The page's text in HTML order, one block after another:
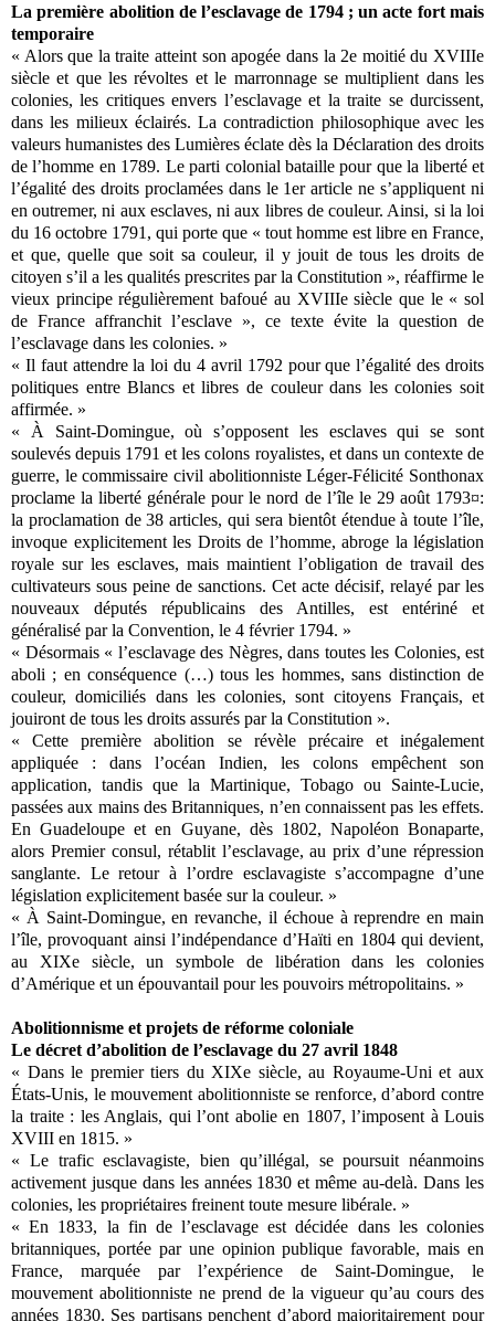
La première abolition de l’esclavage de 1794 ; un acte fort mais
temporaire
« Alors que la traite atteint son apogée dans la 2e moitié du XVIIIe
siècle et que les révoltes et le marronnage se multiplient dans les
colonies, les critiques envers l’esclavage et la traite se durcissent,
dans les milieux éclairés. La contradiction philosophique avec les
valeurs humanistes des Lumières éclate dès la Déclaration des droits
de l’homme en 1789. Le parti colonial bataille pour que la liberté et
l’égalité des droits proclamées dans le 1er article ne s’appliquent ni
en outremer, ni aux esclaves, ni aux libres de couleur. Ainsi, si la loi
du 16 octobre 1791, qui porte que « tout homme est libre en France,
et que, quelle que soit sa couleur, il y jouit de tous les droits de
citoyen s’il a les qualités prescrites par la Constitution », réaffirme le
vieux principe régulièrement bafoué au XVIIIe siècle que le « sol
de France affranchit l’esclave », ce texte évite la question de
l’esclavage dans les colonies. »
« Il faut attendre la loi du 4 avril 1792 pour que l’égalité des droits
politiques entre Blancs et libres de couleur dans les colonies soit
affirmée. »
« À Saint-Domingue, où s’opposent les esclaves qui se sont
soulevés depuis 1791 et les colons royalistes, et dans un contexte de
guerre, le commissaire civil abolitionniste Léger-Félicité Sonthonax
proclame la liberté générale pour le nord de l’île le 29 août 1793¤:
la proclamation de 38 articles, qui sera bientôt étendue à toute l’île,
invoque explicitement les Droits de l’homme, abroge la législation
royale sur les esclaves, mais maintient l’obligation de travail des
cultivateurs sous peine de sanctions. Cet acte décisif, relayé par les
nouveaux députés républicains des Antilles, est entériné et
généralisé par la Convention, le 4 février 1794. »
« Désormais « l’esclavage des Nègres, dans toutes les Colonies, est
aboli ; en conséquence (…) tous les hommes, sans distinction de
couleur, domiciliés dans les colonies, sont citoyens Français, et
jouiront de tous les droits assurés par la Constitution ».
« Cette première abolition se révèle précaire et inégalement
appliquée : dans l’océan Indien, les colons empêchent son
application, tandis que la Martinique, Tobago ou Sainte-Lucie,
passées aux mains des Britanniques, n’en connaissent pas les effets.
En Guadeloupe et en Guyane, dès 1802, Napoléon Bonaparte,
alors Premier consul, rétablit l’esclavage, au prix d’une répression
sanglante. Le retour à l’ordre esclavagiste s’accompagne d’une
législation explicitement basée sur la couleur. »
« À Saint-Domingue, en revanche, il échoue à reprendre en main
l’île, provoquant ainsi l’indépendance d’Haïti en 1804 qui devient,
au XIXe siècle, un symbole de libération dans les colonies
d’Amérique et un épouvantail pour les pouvoirs métropolitains. »
Abolitionnisme et projets de réforme coloniale
Le décret d’abolition de l’esclavage du 27 avril 1848
« Dans le premier tiers du XIXe siècle, au Royaume-Uni et aux
États-Unis, le mouvement abolitionniste se renforce, d’abord contre
la traite : les Anglais, qui l’ont abolie en 1807, l’imposent à Louis
XVIII en 1815. »
« Le trafic esclavagiste, bien qu’illégal, se poursuit néanmoins
activement jusque dans les années 1830 et même au-delà. Dans les
colonies, les propriétaires freinent toute mesure libérale. »
« En 1833, la fin de l’esclavage est décidée dans les colonies
britanniques, portée par une opinion publique favorable, mais en
France, marquée par l’expérience de Saint-Domingue, le
mouvement abolitionniste ne prend de la vigueur qu’au cours des
années 1830. Ses partisans penchent d’abord majoritairement pour